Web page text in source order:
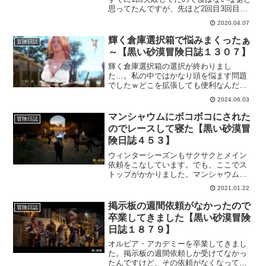
思ってたんですが、先ほど2回目3回目が
失敗したことを知り、イベント終了が確
定しましたｗ残り、2回の真実の嘘or嘘の
真実に成功できたらいいのにな。
2020.04.07
冒険日誌
輝く倉庫選択箱で悩みまくったぁ
～【黒い砂漠冒険日誌１３０７】
輝く倉庫選択箱の選択が終わりまし
た…。私の中ではかなり頭を悩ます問題
でしたｗどこを拡張しても便利なんだも
の…。そんな中でも優先順位を考えたら
(考えてないのもあるけど)これが今のとこ
ろは一番いいかなと思ったので決定で
す。
2024.06.03
冒険日誌
マンシャウムにボコボコにされた
のでレースして寝た【黒い砂漠冒
険日誌４５３】
ウィンターシーズンもサクサクとメイン
依頼をこなしています。でも、ここでス
トップがかかりました。マンシャウムの
攻撃が痛くてボコボコにされてしまいま
した。なので、一旦休憩してトゥバラ装
備を強化しようかと。で、レース場でレ
ースしてからとっとと寝ましたｗ
2021.01.22
冒険日誌
掲示板の週間依頼がなかったので
卒業してきました【黒い砂漠冒険
日誌１８７９】
オルビア・アカデミーを卒業してきまし
た。掲示板の週間依頼しか受けてなかっ
たんですけど、その依頼がなくなってま